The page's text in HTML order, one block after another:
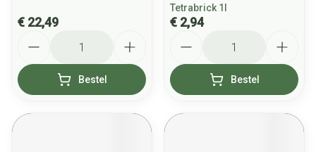
€ 22,49
Bestel
Tetrabrick 1l
€ 2,94
Bestel